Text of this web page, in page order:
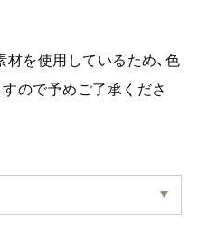
を使用しているため、色
ので予めご了承くださ